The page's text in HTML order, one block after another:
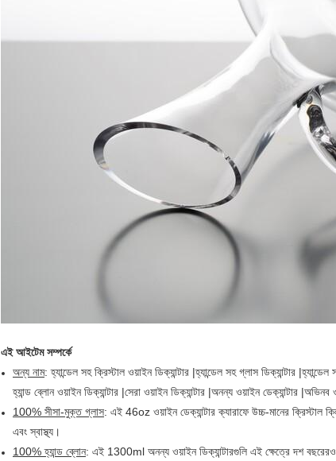
এই আইটেম সম্পর্কে
অন্য নাম: হ্যান্ডেল সহ ক্রিস্টাল ওয়াইন ডিক্যান্টার |হ্যান্ডেল সহ গ্লাস ডিক্যান্টার
হ্যান্ড ব্লোন ওয়াইন ডিক্যান্টার |সেরা ওয়াইন ডিক্যান্টার |অনন্য ওয়াইন ডেক্যান্টার |অভিনব
100% সীসা-মুক্ত গ্লাস: এই 46oz ওয়াইন ডেক্যান্টার ক্যারাফে উচ্চ-মানের ক্রিস্টাল
এবং স্বাস্থ্য।
100% হ্যান্ড ব্লোন: এই 1300ml অনন্য ওয়াইন ডিক্যান্টারগুলি এই ক্ষেত্রে দশ বছরেরও